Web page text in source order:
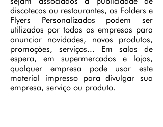
discotecas ou restaurantes, os Folders e
Flyers Personalizados podem ser
utilizados por todas as empresas para
anunciar novidades, novos produtos,
promoções, serviços... Em salas de
espera, em supermercados e lojas,
qualquer empresa pode usar este
material impresso para divulgar sua
empresa, serviço ou produto.